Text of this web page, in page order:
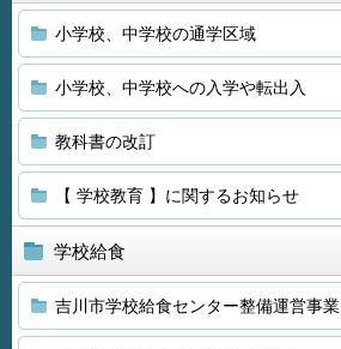
小学校、中学校の通学区域
小学校、中学校への入学や転出入
教科書の改訂
【 学校教育 】に関するお知らせ
学校給食
吉川市学校給食センター整備運営事業